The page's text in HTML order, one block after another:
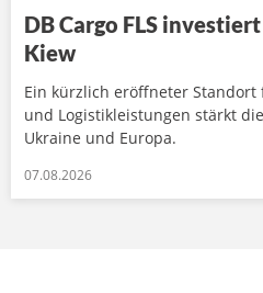
DB Cargo FLS
Kiew
Ein kürzlich eröffneter
und Logistikleistungen stärkt
Ukraine und Europa.
07.08.2026